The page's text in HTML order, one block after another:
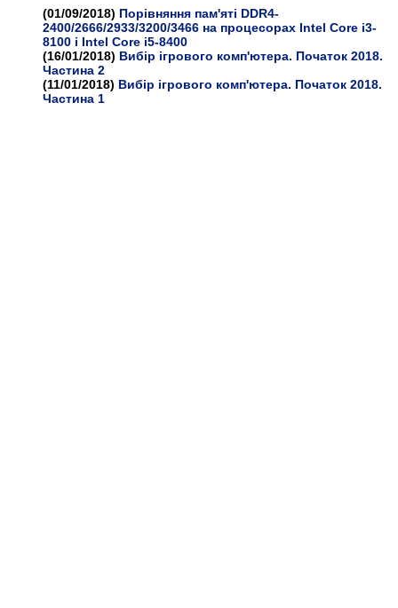
(01/09/2018) Порівняння пам'яті DDR4-
2400/2666/2933/3200/3466 на процесорах Intel Core i3-
8100 і Intel Core i5-8400
(16/01/2018) Вибір ігрового комп'ютера. Початок 2018.
Частина 2
(11/01/2018) Вибір ігрового комп'ютера. Початок 2018.
Частина 1